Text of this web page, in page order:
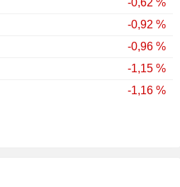
-0,62 %
-0,92 %
-0,96 %
-1,15 %
-1,16 %